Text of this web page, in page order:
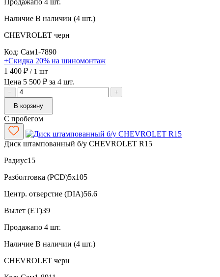
Наличие В наличии (4 шт.)
CHEVROLET черн
Код: Сам1-7890
+Скидка 20% на шиномонтаж
1 400 ₽ / 1 шт
Цена 5 500 ₽ за 4 шт.
−
+
В корзину
С пробегом
Диск штампованный б/у CHEVROLET R15
Радиус15
Разболтовка (PCD)5x105
Центр. отверстие (DIA)56.6
Вылет (ET)39
Продажапо 4 шт.
Наличие В наличии (4 шт.)
CHEVROLET черн